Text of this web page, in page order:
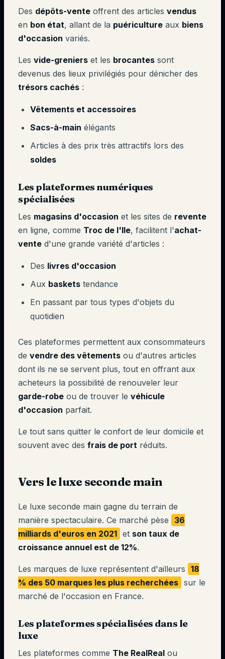
Des dépôts-vente offrent des articles vendus
en bon état, allant de la puériculture aux biens
d'occasion variés.
Les vide-greniers et les brocantes sont
devenus des lieux privilégiés pour dénicher des
trésors cachés :
Vêtements et accessoires
Sacs-à-main élégants
Articles à des prix très attractifs lors des
soldes
Les plateformes numériques
spécialisées
Les magasins d'occasion et les sites de revente
en ligne, comme Troc de l'Ile, facilitent l'achat-
vente d'une grande variété d'articles :
Des livres d'occasion
Aux baskets tendance
En passant par tous types d'objets du
quotidien
Ces plateformes permettent aux consommateurs
de vendre des vêtements ou d'autres articles
dont ils ne se servent plus, tout en offrant aux
acheteurs la possibilité de renouveler leur
garde-robe ou de trouver le véhicule
d'occasion parfait.
Le tout sans quitter le confort de leur domicile et
souvent avec des frais de port réduits.
Vers le luxe seconde main
Le luxe seconde main gagne du terrain de
manière spectaculaire. Ce marché pèse
36
milliards d'euros en 2021 et son taux de
croissance annuel est de 12%.
Les marques de luxe représentent d'ailleurs
18
% des 50 marques les plus recherchées sur le
marché de l'occasion en France.
Les plateformes spécialisées dans le
luxe
Les plateformes comme The RealReal ou